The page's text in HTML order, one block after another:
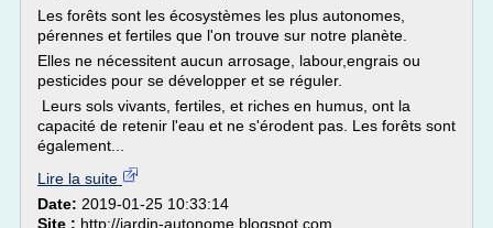
Les forêts sont les écosystèmes les plus autonomes,
pérennes et fertiles que l'on trouve sur notre planète.
Elles ne nécessitent aucun arrosage, labour,engrais ou
pesticides pour se développer et se réguler.
Leurs sols vivants, fertiles, et riches en humus, ont la
capacité de retenir l'eau et ne s'érodent pas. Les forêts sont
également...
Lire la suite
Date: 2019-01-25 10:33:14
Site : http://jardin-autonome.blogspot.com